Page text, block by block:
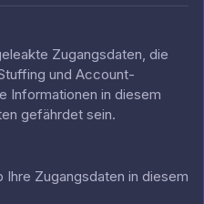
Zugangsdaten, die
und Account-
Informationen in diesem
gefährdet sein.
Ihre Zugangsdaten in diesem